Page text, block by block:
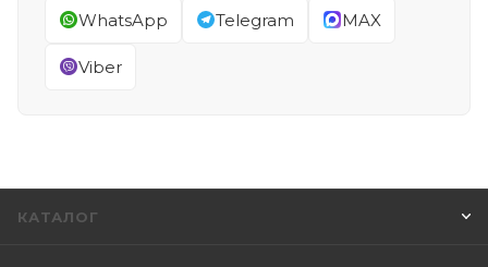
WhatsApp Telegram MAX
Viber
КАТАЛОГ